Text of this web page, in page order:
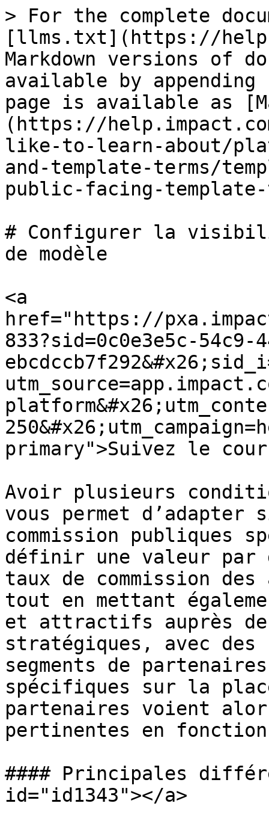
> For the complete
[llms.txt](https://
Markdown versions of
available by
page is available as
(https://
like-to-learn-about/
and-template-terms/
public-facing-
# Configurer la
de modèle
<a
href="https://
833?sid=0c0e3e5c-54c9-
primary">Suivez le
Avoir plusieurs
vous permet d’adapter
commission publiques
définir une valeur par
taux de commission
tout en mettant
et attractifs auprès
stratégiques, avec
segments de
spécifiques sur la
partenaires voient
pertinentes en
#### Principales
id="id1343"></a>